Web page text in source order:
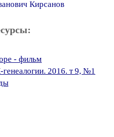
Кирсанов
- фильм
2016. т 9, №1